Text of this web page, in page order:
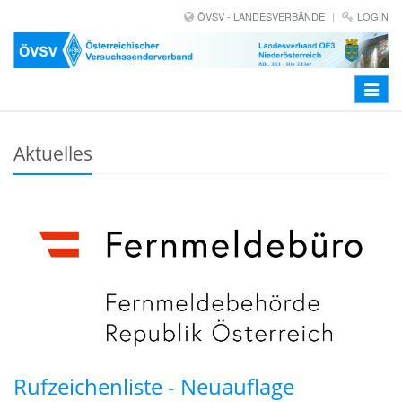
ÖVSV - LANDESVERBÄNDE LOGIN
Toggle
Aktuelles
Rufzeichenliste - Neuauflage